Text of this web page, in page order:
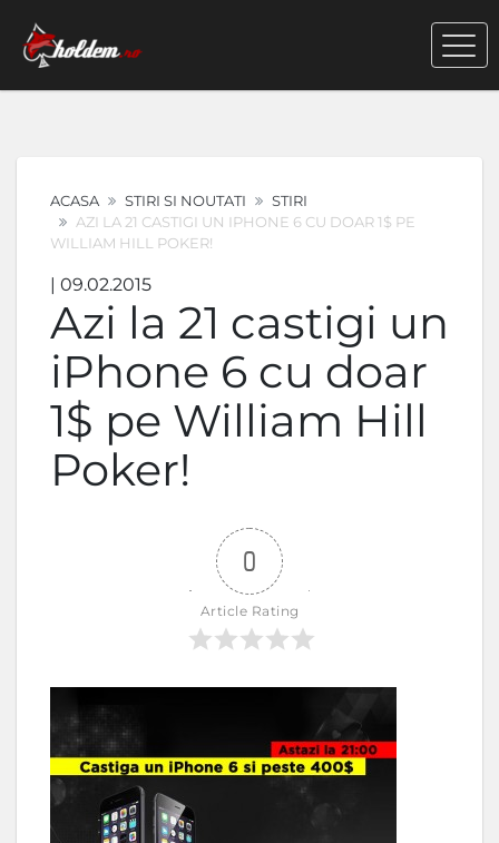
ACASA STIRI SI NOUTATI
STIRI
AZI LA 21 CASTIGI UN IPHONE 6 CU DOAR 1$ PE
WILLIAM HILL POKER!
| 09.02.2015
Azi la 21 castigi un
iPhone 6 cu doar
1$ pe William Hill
Poker!
0
Article Rating